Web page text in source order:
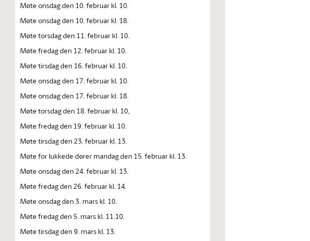
Møte onsdag den 10. februar kl. 10.
Møte onsdag den 10. februar kl. 18.
Møte torsdag den 11. februar kl. 10.
Møte fredag den 12. februar kl. 10.
Møte tirsdag den 16. februar kl. 10.
Møte onsdag den 17. februar kl. 10.
Møte onsdag den 17. februar kl. 18.
Møte torsdag den 18. februar kl. 10,
Møte fredag den 19. februar kl. 10.
Møte tirsdag den 23. februar kl. 13.
Møte for lukkede dører mandag den 15. februar kl. 13.
Møte onsdag den 24. februar kl. 13.
Møte fredag den 26. februar kl. 14.
Møte onsdag den 3. mars kl. 10.
Møte fredag den 5. mars kl. 11.10.
Møte tirsdag den 9. mars kl. 13.